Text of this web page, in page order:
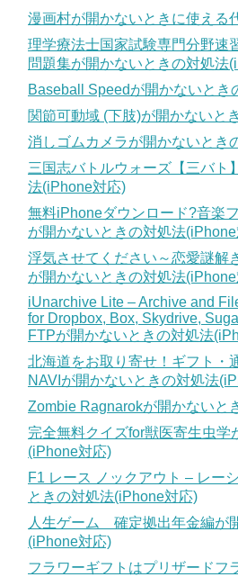
漫画村が開かないときに使える
理学療法士国家試験専門分野速
問題集が開かないときの対処法
Baseball Speedが開かないとき
関節可動域 (下肢)が開かないと
消しゴムカメラが開かないとき
三国志バトルウォーズ【三バト
法(iPhone対応)
無料iPhoneダウンロード?音楽
が開かないときの対処法
浮気させてください～恋愛謎解
が開かないときの対処法
iUnarchive Lite – Archive and
for Dropbox, Box, Skydrive,
FTPが開かないときの対処法
北海道をお取り寄せ！ギフト
NAVIが開かないときの対処法
Zombie Ragnarokが開かないと
完全無料クイズfor獣医寄生虫学
(iPhone対応)
F1 レース ノックアウト – レー
ときの対処法(iPhone対応)
人生ゲーム 確定拠出年金編が
(iPhone対応)
フラワーギフトはプリザードフ